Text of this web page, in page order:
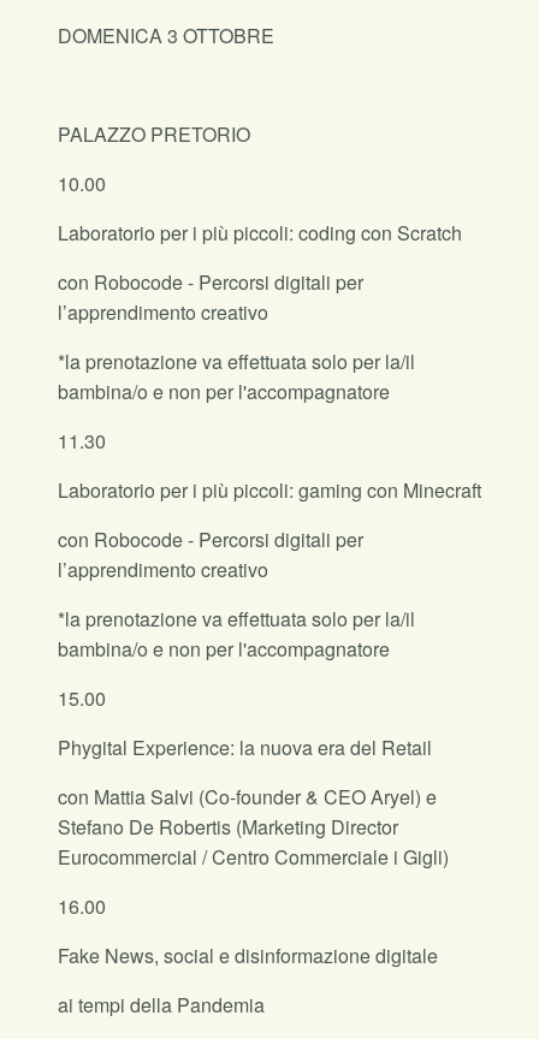
DOMENICA 3 OTTOBRE
PALAZZO PRETORIO
10.00
Laboratorio per i più piccoli: coding con Scratch
con Robocode - Percorsi digitali per
l’apprendimento creativo
*la prenotazione va effettuata solo per la/il
bambina/o e non per l'accompagnatore
11.30
Laboratorio per i più piccoli: gaming con Minecraft
con Robocode - Percorsi digitali per
l’apprendimento creativo
*la prenotazione va effettuata solo per la/il
bambina/o e non per l'accompagnatore
15.00
Phygital Experience: la nuova era del Retail
con Mattia Salvi (Co-founder & CEO Aryel) e
Stefano De Robertis (Marketing Director
Eurocommercial / Centro Commerciale i Gigli)
16.00
Fake News, social e disinformazione digitale
ai tempi della Pandemia